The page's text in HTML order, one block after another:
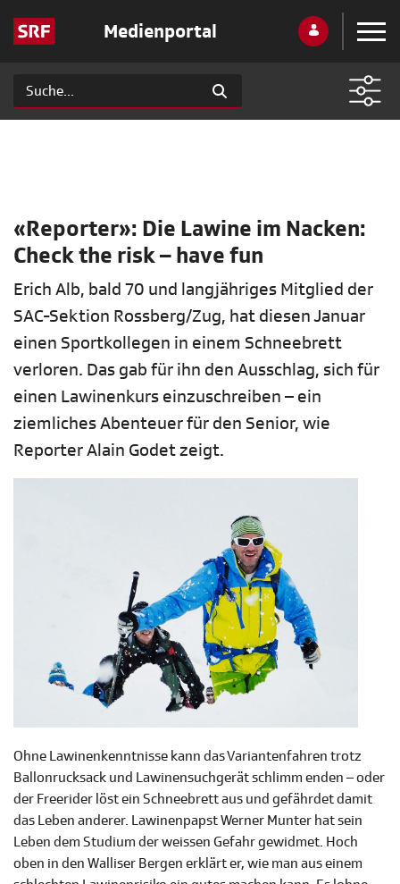
Medienportal
«Reporter»: Die Lawine im Nacken:
Check the risk – have fun
Erich Alb, bald 70 und langjähriges Mitglied der
SAC-Sektion Rossberg/Zug, hat diesen Januar
einen Sportkollegen in einem Schneebrett
verloren. Das gab für ihn den Ausschlag, sich für
einen Lawinenkurs einzuschreiben – ein
ziemliches Abenteuer für den Senior, wie
Reporter Alain Godet zeigt.
Ohne Lawinenkenntnisse kann das Variantenfahren trotz
Ballonrucksack und Lawinensuchgerät schlimm enden – oder
der Freerider löst ein Schneebrett aus und gefährdet damit
das Leben anderer. Lawinenpapst Werner Munter hat sein
Leben dem Studium der weissen Gefahr gewidmet. Hoch
oben in den Walliser Bergen erklärt er, wie man aus einem